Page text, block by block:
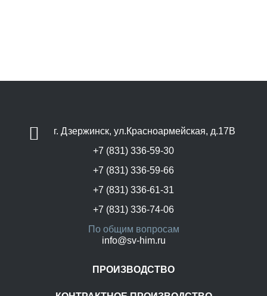
г. Дзержинск, ул.Красноармейская, д.17В
+7 (831) 336-59-30
+7 (831) 336-59-66
+7 (831) 336-61-31
+7 (831) 336-74-06
По общим вопросам
info@sv-him.ru
ПРОИЗВОДСТВО